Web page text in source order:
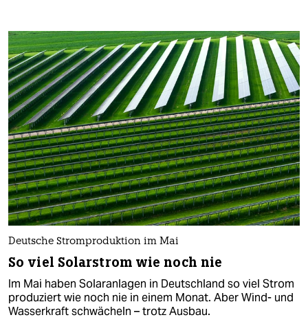
Deutsche Stromproduktion im Mai
So viel Solarstrom wie noch nie
Im Mai haben Solaranlagen in Deutschland so viel Strom
produziert wie noch nie in einem Monat. Aber Wind- und
Wasserkraft schwächeln – trotz Ausbau.